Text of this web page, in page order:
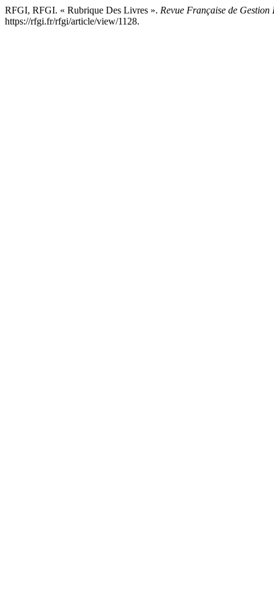
RFGI, RFGI. « Rubrique Des Livres ». Revue Française de Gestion
https://rfgi.fr/rfgi/article/view/1128.